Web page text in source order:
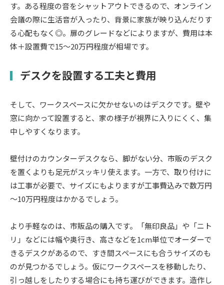
す。ある程度の音をシャットアウトできるので、オンライン
会議の際に生活音が入ったり、背景に家族が映り込んだりす
る心配もなく◎。扉のグレードなどによりますが、費用は本
体＋設置費で15～20万円程度が相場です。
デスクを設置する工夫と費用
そして、ワークスペースに欠かせないのはデスクです。壁や
窓に向かって設置すると、家の様子が視界に入りにくく、集
中しやすくなります。
壁付けのカウンターデスクなら、脚がない分、市販のデスク
を置くよりも足元がスッキリ使えます。一方で、取り付けに
は工事が必要で、サイズにもよりますが工事費込みで数万円
～10万円程度はかかるでしょう。
より手軽なのは、市販品の購入です。「無印良品」や「ニト
リ」などには幅や奥行き、高さなどを1cm単位でオーダーで
きるデスクがあるので、すき間スペースにも合うサイズのも
のが見つかるでしょう。仮にワークスペースを移動したり、
引っ越しをしたりする場合にも持ち運びができます。造作し